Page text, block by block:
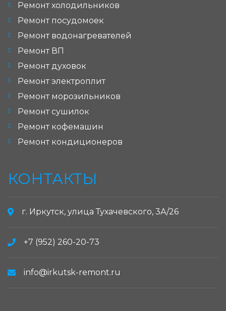
Ремонт холодильников
Ремонт посудомоек
Ремонт водонагревателей
Ремонт ВП
Ремонт духовок
Ремонт электроплит
Ремонт морозильников
Ремонт сушилок
Ремонт кофемашин
Ремонт кондиционеров
КОНТАКТЫ
г. Иркутск, улица Тухачевского, 3А/26
+7 (952) 260-20-73
info@irkutsk-remont.ru